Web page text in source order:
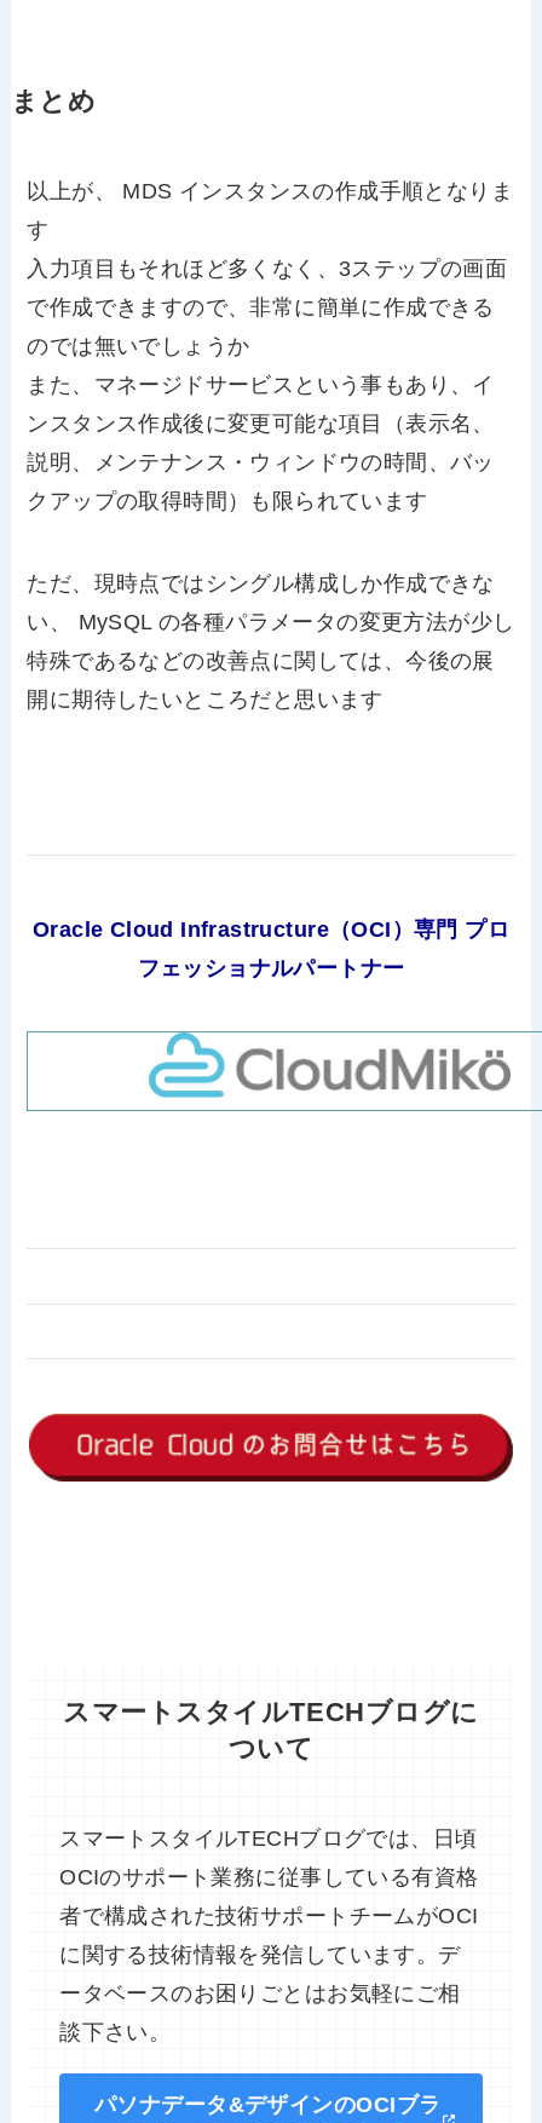
まとめ
以上が、 MDS インスタンスの作成手順となりま
す
入力項目もそれほど多くなく、3ステップの画面
で作成できますので、非常に簡単に作成できる
のでは無いでしょうか
また、マネージドサービスという事もあり、イ
ンスタンス作成後に変更可能な項目（表示名、
説明、メンテナンス・ウィンドウの時間、バッ
クアップの取得時間）も限られています
ただ、現時点ではシングル構成しか作成できな
い、 MySQL の各種パラメータの変更方法が少し
特殊であるなどの改善点に関しては、今後の展
開に期待したいところだと思います
Oracle Cloud Infrastructure（OCI）専門 プロ
フェッショナルパートナー
スマートスタイルTECHブログに
ついて
スマートスタイルTECHブログでは、日頃
OCIのサポート業務に従事している有資格
者で構成された技術サポートチームがOCI
に関する技術情報を発信しています。デ
ータベースのお困りごとはお気軽にご相
談下さい。
パソナデータ&デザインのOCIブラ